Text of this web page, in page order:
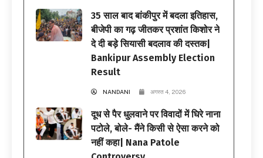
35 साल बाद बांकीपुर में बदला इतिहास,
बीजेपी का गढ़ जीतकर प्रशांत किशोर ने
दे दी बड़े सियासी बदलाव की दस्तक|
Bankipur Assembly Election
Result
NANDANI अगस्त 4, 2026
दूध से पैर धुलवाने पर विवादों में घिरे नाना
पटोले, बोले- मैंने किसी से ऐसा करने को
नहीं कहा| Nana Patole